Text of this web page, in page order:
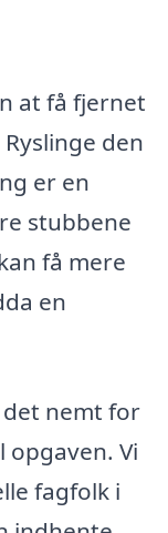
at få fjernet
den
er en
stubbene
få mere
en
nemt for
Vi
fagfolk i